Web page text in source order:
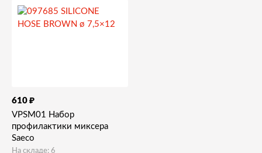
610 ₽
VPSM01 Набор
профилактики миксера
Saeco
На складе: 6